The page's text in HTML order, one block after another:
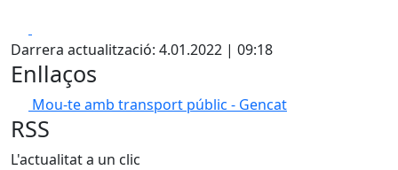
Darrera actualització: 4.01.2022 | 09:18
Enllaços
Mou-te amb transport públic - Gencat
RSS
L'actualitat a un clic